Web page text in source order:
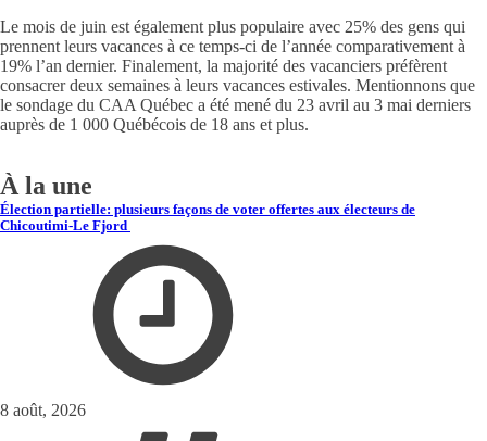
Le mois de juin est également plus populaire avec 25% des gens qui
prennent leurs vacances à ce temps-ci de l’année comparativement à
19% l’an dernier. Finalement, la majorité des vacanciers préfèrent
consacrer deux semaines à leurs vacances estivales. Mentionnons que
le sondage du CAA Québec a été mené du 23 avril au 3 mai derniers
auprès de 1 000 Québécois de 18 ans et plus.
À la une
Élection partielle: plusieurs façons de voter offertes aux électeurs de
Chicoutimi-Le Fjord
8 août, 2026